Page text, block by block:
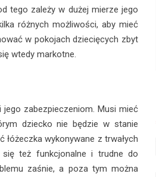
tego zależy w dużej mierze jego
różnych możliwości, aby mieć
w pokojach dziecięcych zbyt
wtedy markotne.
zabezpieczeniom. Musi mieć
dziecko nie będzie w stanie
wykonywane z trwałych
się też funkcjonalne i trudne do
zaśnie, a poza tym można